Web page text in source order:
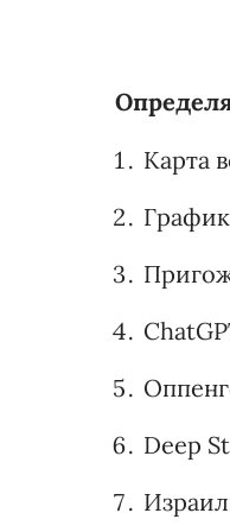
Карта
Deep